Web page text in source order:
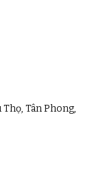
Tân Phong,